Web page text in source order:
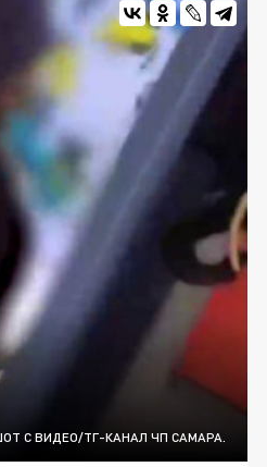
С ВИДЕО/ТГ-КАНАЛ ЧП САМАРА.